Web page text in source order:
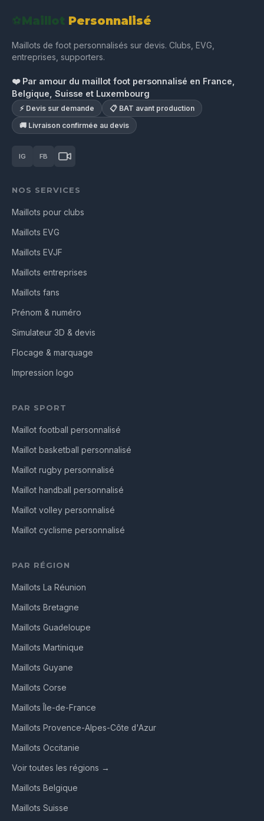
⚽Maillot Personnalisé
Maillots de foot personnalisés sur devis. Clubs, EVG,
entreprises, supporters.
❤️ Par amour du maillot foot personnalisé en France,
Belgique, Suisse et Luxembourg
⚡ Devis sur demande
📋 BAT avant production
🚚 Livraison confirmée au devis
IG FB
NOS SERVICES
Maillots pour clubs
Maillots EVG
Maillots EVJF
Maillots entreprises
Maillots fans
Prénom & numéro
Simulateur 3D & devis
Flocage & marquage
Impression logo
PAR SPORT
Maillot football personnalisé
Maillot basketball personnalisé
Maillot rugby personnalisé
Maillot handball personnalisé
Maillot volley personnalisé
Maillot cyclisme personnalisé
PAR RÉGION
Maillots La Réunion
Maillots Bretagne
Maillots Guadeloupe
Maillots Martinique
Maillots Guyane
Maillots Corse
Maillots Île-de-France
Maillots Provence-Alpes-Côte d'Azur
Maillots Occitanie
Voir toutes les régions →
Maillots Belgique
Maillots Suisse